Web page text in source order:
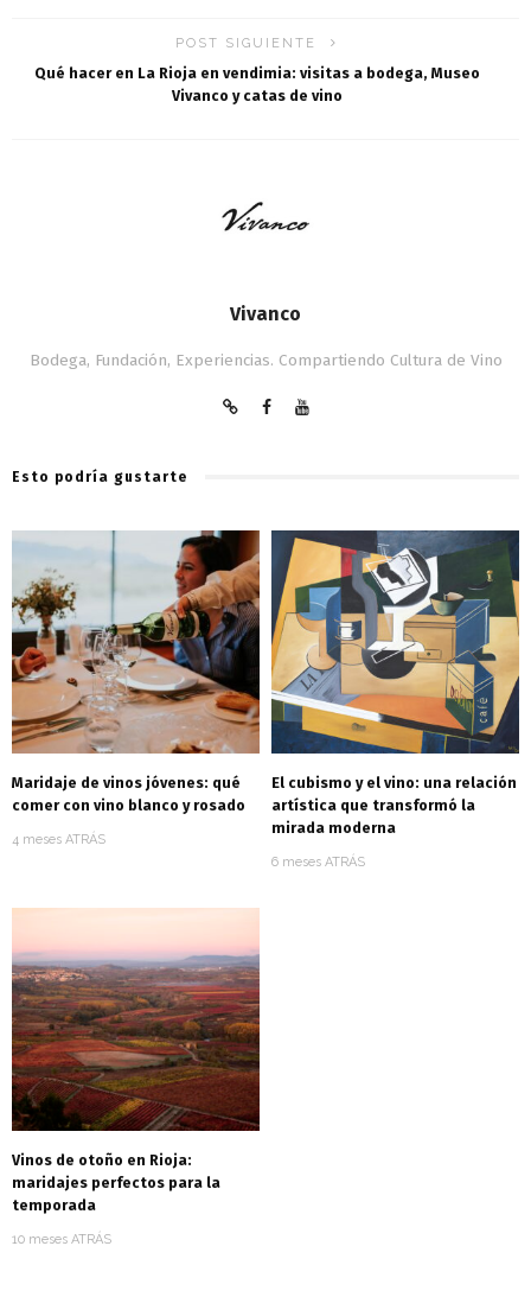
POST SIGUIENTE
Qué hacer en La Rioja en vendimia: visitas a bodega, Museo
Vivanco y catas de vino
Vivanco
Bodega, Fundación, Experiencias. Compartiendo Cultura de Vino
Esto podría gustarte
Maridaje de vinos jóvenes: qué
comer con vino blanco y rosado
4 meses ATRÁS
El cubismo y el vino: una relación
artística que transformó la
mirada moderna
6 meses ATRÁS
Vinos de otoño en Rioja:
maridajes perfectos para la
temporada
10 meses ATRÁS